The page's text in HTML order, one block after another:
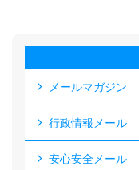
メールマガジン
行政情報メール
安心安全メール